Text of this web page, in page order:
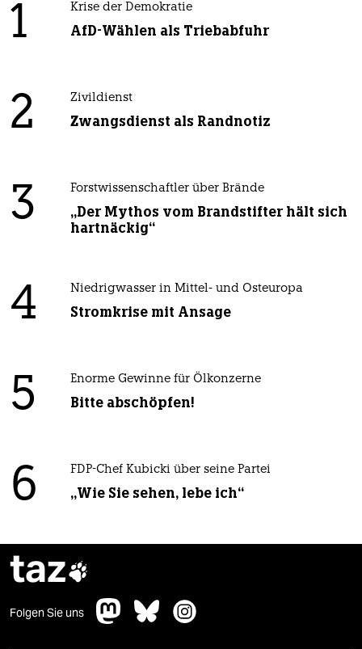
1 Krise der Demokratie
AfD-Wählen als Triebabfuhr
2 Zivildienst
Zwangsdienst als Randnotiz
3 Forstwissenschaftler über Brände
„Der Mythos vom Brandstifter hält sich
hartnäckig“
4 Niedrigwasser in Mittel- und Osteuropa
Stromkrise mit Ansage
5 Enorme Gewinne für Ölkonzerne
Bitte abschöpfen!
6 FDP-Chef Kubicki über seine Partei
„Wie Sie sehen, lebe ich“
taz
Folgen Sie uns